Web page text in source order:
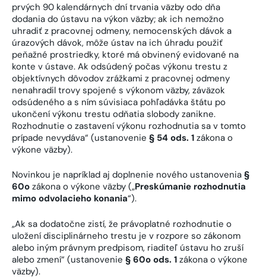
prvých 90 kalendárnych dní trvania väzby odo dňa
dodania do ústavu na výkon väzby; ak ich nemožno
uhradiť z pracovnej odmeny, nemocenských dávok a
úrazových dávok, môže ústav na ich úhradu použiť
peňažné prostriedky, ktoré má obvinený evidované na
konte v ústave. Ak odsúdený počas výkonu trestu z
objektívnych dôvodov zrážkami z pracovnej odmeny
nenahradil trovy spojené s výkonom väzby, záväzok
odsúdeného a s ním súvisiaca pohľadávka štátu po
ukončení výkonu trestu odňatia slobody zanikne.
Rozhodnutie o zastavení výkonu rozhodnutia sa v tomto
prípade nevydáva“ (ustanovenie § 54 ods. 1 zákona o
výkone väzby).
Novinkou je napríklad aj doplnenie nového ustanovenia §
60o zákona o výkone väzby („Preskúmanie rozhodnutia
mimo odvolacieho konania“).
„Ak sa dodatočne zistí, že právoplatné rozhodnutie o
uložení disciplinárneho trestu je v rozpore so zákonom
alebo iným právnym predpisom, riaditeľ ústavu ho zruší
alebo zmení“ (ustanovenie § 60o ods. 1 zákona o výkone
väzby).